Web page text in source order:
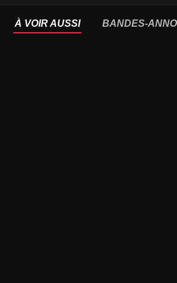
À VOIR AUSSI BANDES-